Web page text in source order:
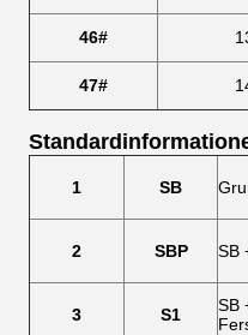
46#
47#
1 SB
2 SBP SB
3 S1
SB